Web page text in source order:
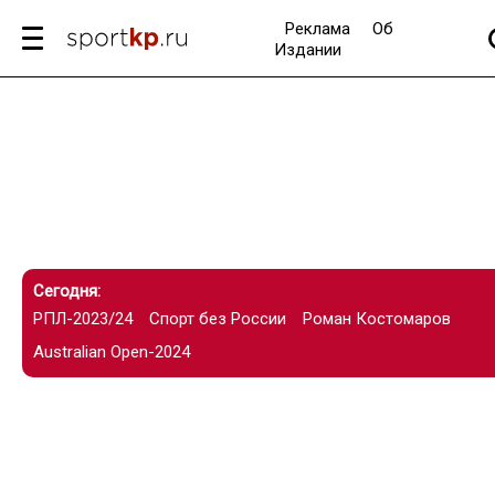
Реклама
Об
Издании
Сегодня:
РПЛ-2023/24
Спорт без России
Роман Костомаров
Australian Open-2024